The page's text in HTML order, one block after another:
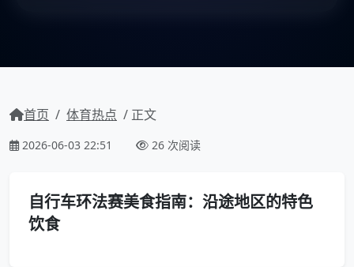
首页 / 体育热点 / 正文
2026-06-03 22:51 26 次阅读
自行车环法赛美食指南：沿途地区的特色
饮食